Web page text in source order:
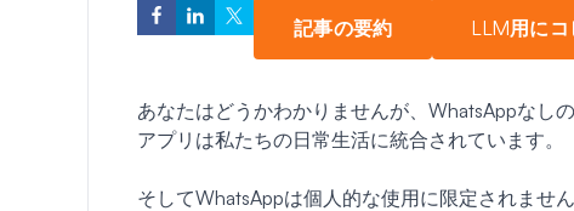
記事の要約 LLM用にコ
あなたはどうかわかりませんが、WhatsAppなし
アプリは私たちの日常生活に統合されています。
そしてWhatsAppは個人的な使用に限定されませ